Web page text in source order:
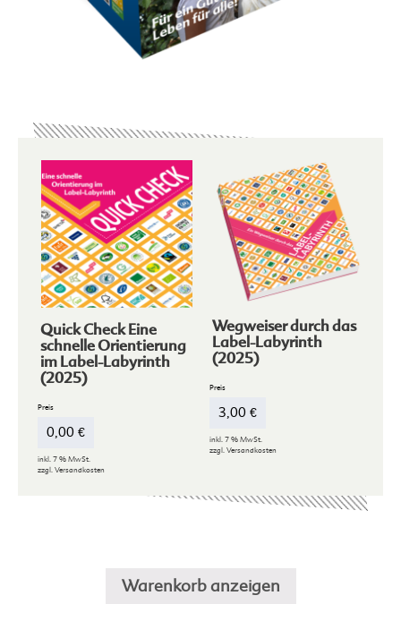
Quick Check Eine
schnelle Orientierung
im Label-Labyrinth
(2025)
0,00 €
inkl. 7 % MwSt.
zzgl. Versandkosten
Wegweiser durch das
Label-Labyrinth
(2025)
3,00 €
inkl. 7 % MwSt.
zzgl. Versandkosten
Warenkorb anzeigen